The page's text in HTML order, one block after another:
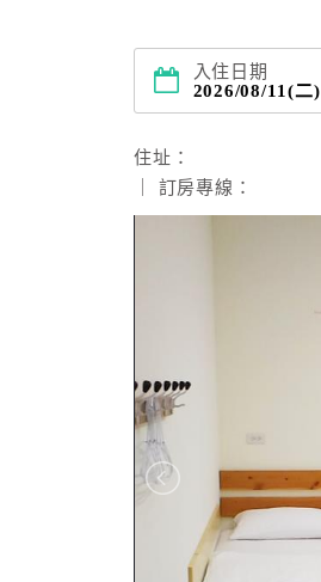
入住日期
2026/08/11(二)
住址：
｜ 訂房專線：